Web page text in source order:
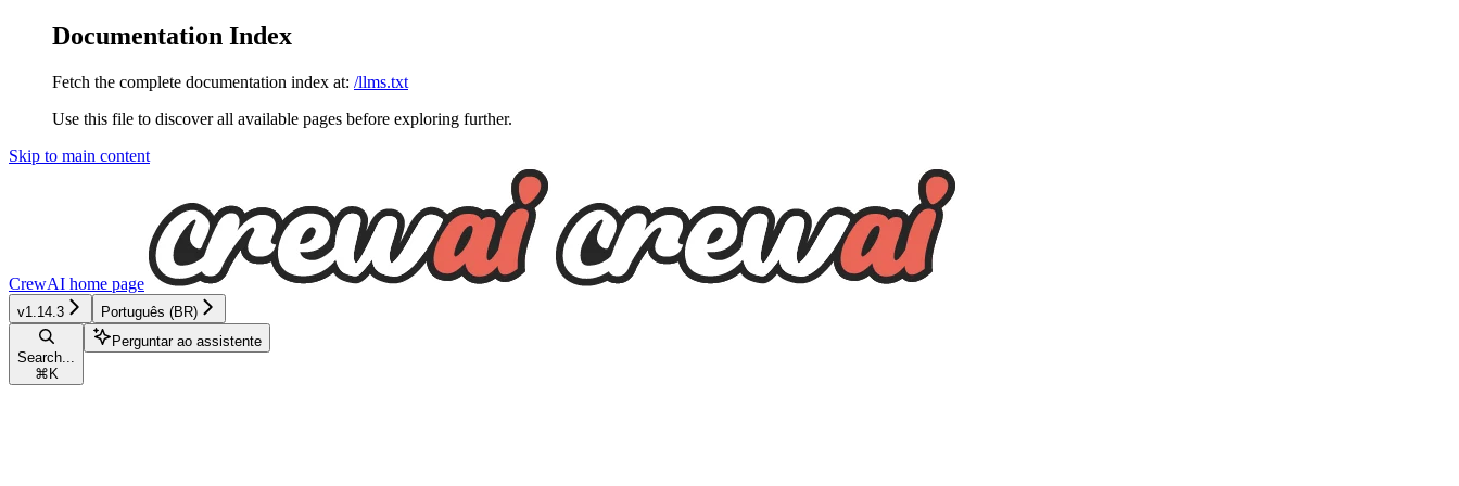
Documentation Index
Fetch the complete documentation index at: /llms.txt
Use this file to discover all available pages before exploring further.
Skip to main content
CrewAI home page
v1.14.3 Português (BR)
Search...
⌘ K
Perguntar ao assistente